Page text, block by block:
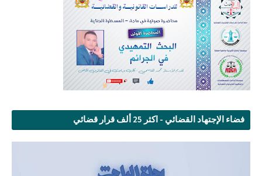
فضاء الإجتهاد القضائي - اكثر 25 ألف قرار قضائي